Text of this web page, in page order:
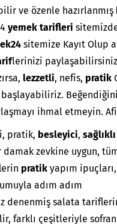
ve özenle hazırlanmış
yemek tarifleri
sitemize Kayıt Olup
lerinizi
lezzetli, nefis, pratik
başlayabiliriz.
ihmal etmeyin.
pratik, besleyici, sağlıklı
zevkine uygun,
pratik yapım
adım adım
denenmiş salata
farklı çeşitleriyle